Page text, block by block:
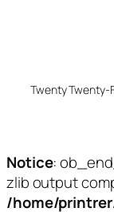
Twenty Twenty-
Notice:
zlib output
/home/